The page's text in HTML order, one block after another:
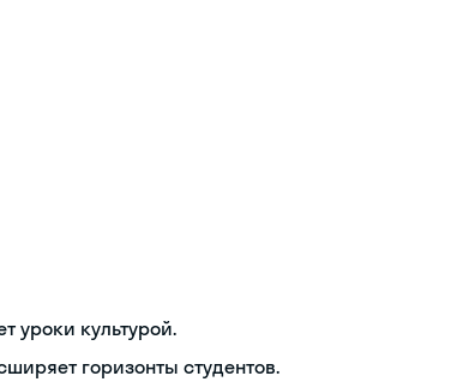
уроки культурой.
горизонты студентов.